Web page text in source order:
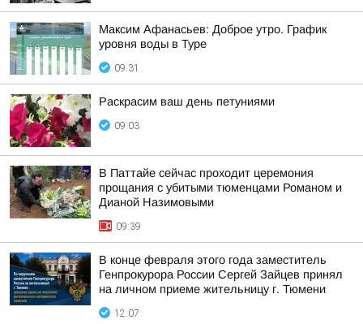
Максим Афанасьев: Доброе утро. График
уровня воды в Туре
09:31
Раскрасим ваш день петуниями
09:03
В Паттайе сейчас проходит церемония
прощания с убитыми тюменцами Романом и
Дианой Назимовыми
09:39
В конце февраля этого года заместитель
Генпрокурора России Сергей Зайцев принял
на личном приеме жительницу г. Тюмени
12:07